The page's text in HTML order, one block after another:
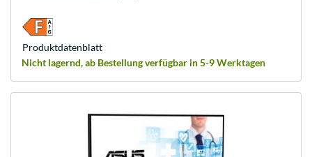
Nicht lagernd, ab Bestellung verfügbar in 5-9 Werktagen
Produkt­datenblatt